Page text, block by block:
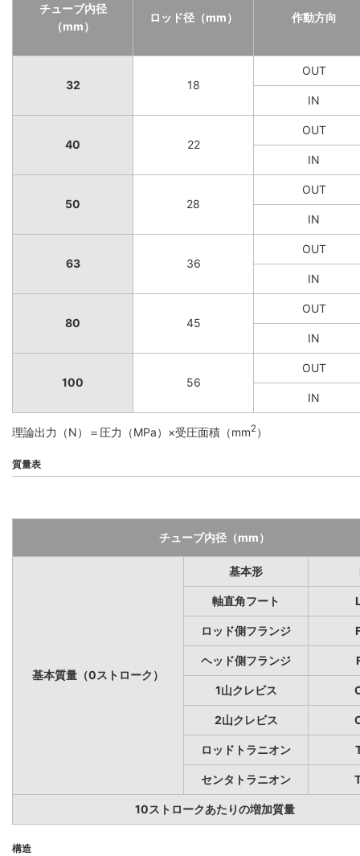
チューブ内径
（mm）
ロッド径（mm） 作動方向
32 18
OUT
IN
40 22
OUT
IN
50 28
OUT
IN
63 36
OUT
IN
80 45
OUT
IN
100 56
OUT
IN
理論出力（N）＝圧力（MPa）×受圧面積（mm2 ）
質量表
チューブ内径（mm）
基本質量（0ストローク）
基本形
軸直角フート
ロッド側フランジ
ヘッド側フランジ
1山クレビス
2山クレビス
ロッドトラニオン
センタトラニオン
10ストロークあたりの増加質量
構造